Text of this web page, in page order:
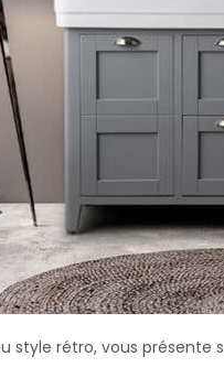
style rétro, vous